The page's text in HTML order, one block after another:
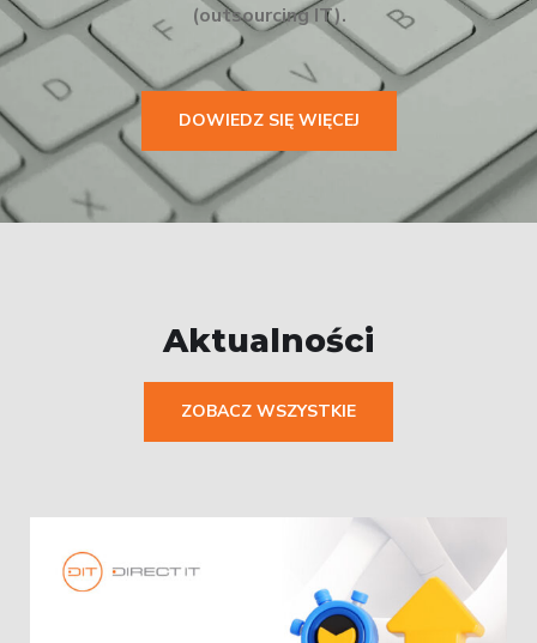
(outsourcing IT).
DOWIEDZ SIĘ WIĘCEJ
Aktualności
ZOBACZ WSZYSTKIE